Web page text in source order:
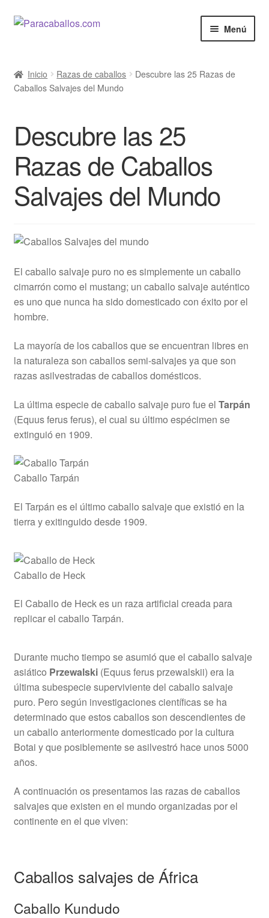
Ir
navegación
Ir
Menú
Curiosidades
Cine y Series
Venta de Caballos
Inicio Razas de caballos
Descubre las 25 Razas de
Caballos Salvajes del Mundo
Descubre las 25
Razas de Caballos
Salvajes del Mundo
El caballo salvaje puro no es simplemente un caballo
cimarrón como el mustang; un caballo salvaje auténtico
es uno que nunca ha sido domesticado con éxito por el
hombre.
La mayoría de los caballos que se encuentran libres en
la naturaleza son caballos semi-salvajes ya que son
razas asilvestradas de caballos domésticos.
La última especie de caballo salvaje puro fue el Tarpán
(Equus ferus ferus), el cual su último espécimen se
extinguió en 1909.
Caballo Tarpán
El Tarpán es el último caballo salvaje que existió en la
tierra y exitinguido desde 1909.
Caballo de Heck
El Caballo de Heck es un raza artificial creada para
replicar el caballo Tarpán.
Durante mucho tiempo se asumió que el caballo salvaje
asiático Przewalski (Equus ferus przewalskii) era la
última subespecie superviviente del caballo salvaje
puro. Pero según investigaciones científicas se ha
determinado que estos caballos son descendientes de
un caballo anteriormente domesticado por la cultura
Botai y que posiblemente se asilvestró hace unos 5000
años.
A continuación os presentamos las razas de caballos
salvajes que existen en el mundo organizadas por el
continente en el que viven:
Caballos salvajes de África
Caballo Kundudo